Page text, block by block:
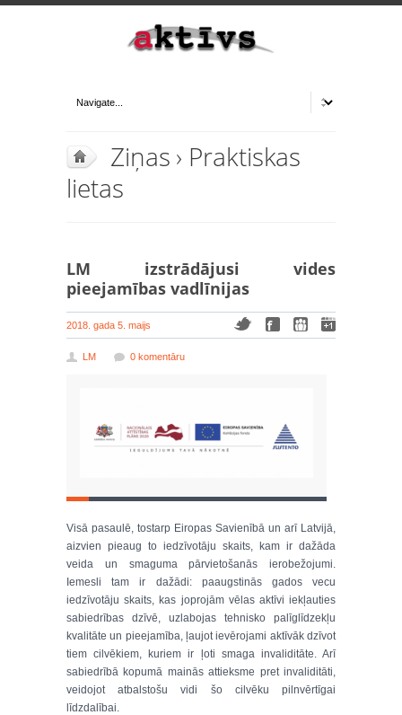
Ziņas › Praktiskas
lietas
LM izstrādājusi vides
pieejamības vadlīnijas
2018. gada 5. maijs
LM 0 komentāru
Visā pasaulē, tostarp Eiropas Savienībā un arī Latvijā,
aizvien pieaug to iedzīvotāju skaits, kam ir dažāda
veida un smaguma pārvietošanās ierobežojumi.
Iemesli tam ir dažādi: paaugstinās gados vecu
iedzīvotāju skaits, kas joprojām vēlas aktīvi iekļauties
sabiedrības dzīvē, uzlabojas tehnisko palīglīdzekļu
kvalitāte un pieejamība, ļaujot ievērojami aktīvāk dzīvot
tiem cilvēkiem, kuriem ir ļoti smaga invaliditāte. Arī
sabiedrībā kopumā mainās attieksme pret invaliditāti,
veidojot atbalstošu vidi šo cilvēku pilnvērtīgai
līdzdalībai.